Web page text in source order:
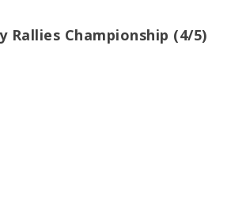
Rallies Championship (4/5)